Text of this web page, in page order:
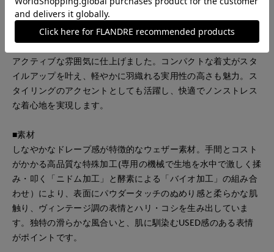
■デザイン
スポーティーなディテールが今年らしい印象のブルゾン。メタ
ルジップやネックのドローストリング、ウエストのゴム仕様で
アクティブな雰囲気に仕上げました。コンパクトな着丈がスタ
イルアップを叶え、軽やかに羽織れる実用性の高さも魅力。ス
タイリングのアクセントとしても活躍し、快適でノンストレス
な着心地を実現します。
■素材
しなやかなドレープ感が特徴的なウェザー素材。手間とコスト
がかかる高品質な特殊加工(専用の機械で生地を水中で激しく揉
み・叩く「ニドム加工」と酵素による「バイオ加工」の組み合
わせ）により、表面にパウダータッチのぬめり感と柔らかな肌
触り、ヴィンテージ調の表情とハリ・コシを生み出していま
す。独特の滑らかな風合いと、肌に馴染むUSED感のある表情
がポイントです。